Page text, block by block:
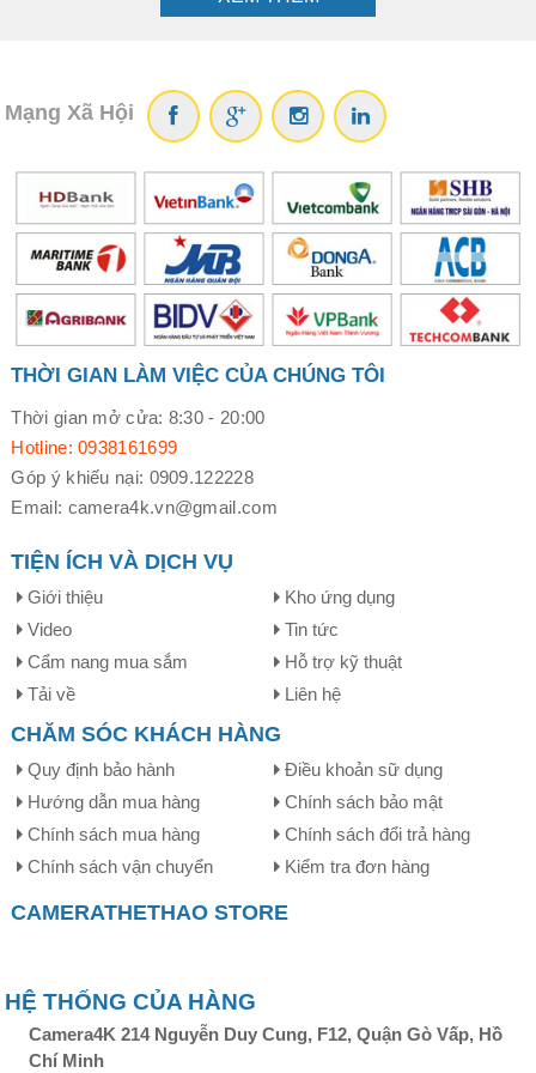
Mạng Xã Hội
THỜI GIAN LÀM VIỆC CỦA CHÚNG TÔI
Thời gian mở cửa: 8:30 - 20:00
Hotline: 0938161699
Góp ý khiếu nại: 0909.122228
Email: camera4k.vn@gmail.com
TIỆN ÍCH VÀ DỊCH VỤ
Giới thiệu
Kho ứng dụng
Video
Tin tức
Cẩm nang mua sắm
Hỗ trợ kỹ thuật
Tải về
Liên hệ
CHĂM SÓC KHÁCH HÀNG
Quy định bảo hành
Điều khoản sữ dụng
Hướng dẫn mua hàng
Chính sách bảo mật
Chính sách mua hàng
Chính sách đổi trả hàng
Chính sách vận chuyển
Kiểm tra đơn hàng
CAMERATHETHAO STORE
HỆ THỐNG CỦA HÀNG
Camera4K 214 Nguyễn Duy Cung, F12, Quận Gò Vấp, Hồ
Chí Minh